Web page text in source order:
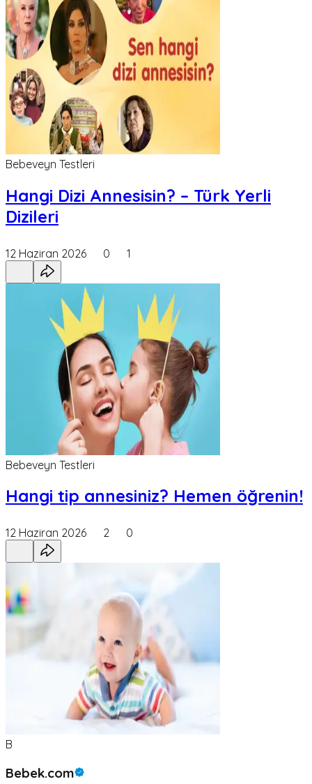
Bebeveyn Testleri
Hangi Dizi Annesisin? – Türk Yerli
Dizileri
12 Haziran 2026 0 1
Bebeveyn Testleri
Hangi tip annesiniz? Hemen öğrenin!
12 Haziran 2026 2 0
B
Bebek.com